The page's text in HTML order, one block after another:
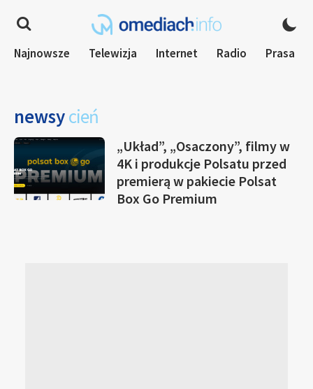
Najnowsze Telewizja Internet Radio Prasa
newsycień
„Układ”, „Osaczony”, filmy w
4K i produkcje Polsatu przed
premierą w pakiecie Polsat
Box Go Premium